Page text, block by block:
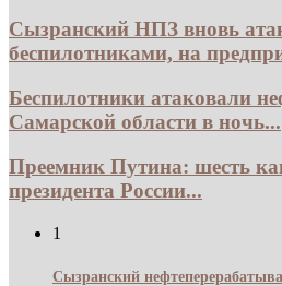
Сызранский НПЗ вновь
беспилотниками, на
Беспилотники атаковали
Самарской области в ночь...
Преемник Путина: шесть
президента России...
1
Сызранский